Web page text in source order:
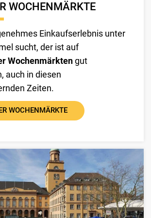
WOCHENMÄRKTE
Einkaufserlebnis unter
sucht, der ist auf
Wochenmärkten gut
auch in diesen
Zeiten.
WOCHENMÄRKTE